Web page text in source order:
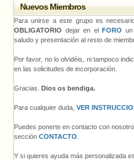
Nuevos Miembros
Para unirse a este grupo es
OBLIGATORIO dejar en el FORO
saludo y presentación al resto de
Por favor, no lo olvidéis, ni tampoco
en las solicitudes de incorporación.
Gracias. Dios os bendiga.
Para cualquier duda, VER
Puedes ponerte en contacto con
sección CONTACTO
Y si quieres ayuda más personalizada